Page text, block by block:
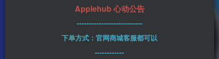
2023-06-18 n1ght_Ra1n
Applehub 心动公告
---------------------------
下单方式：官网商城客服都可以
------------